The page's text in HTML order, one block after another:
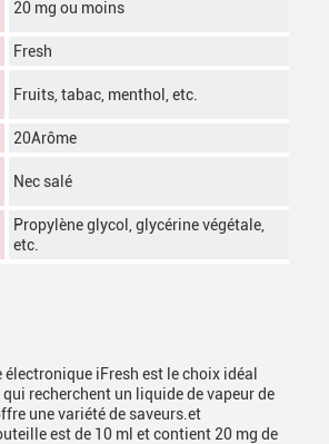
20 mg ou moins
Fresh
Fruits, tabac, menthol, etc.
20Arôme
Nec salé
Propylène glycol, glycérine végétale,
etc.
électronique iFresh est le choix idéal
recherchent un liquide de vapeur de
une variété de saveurs.et
est de 10 ml et contient 20 mg de